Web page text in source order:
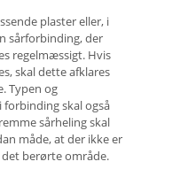
plaster eller, i
sårforbinding, der
regelmæssigt. Hvis
skal dette afklares
Typen og
skal også
sårheling skal
måde, at der ikke er
berørte område.